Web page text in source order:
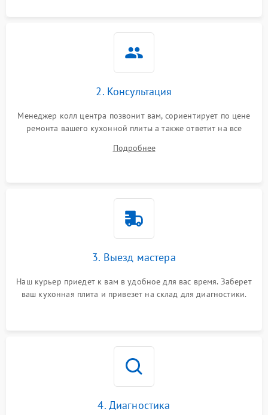
2. Консультация
Менеджер колл центра позвонит вам, сориентирует по цене
ремонта вашего кухонной плиты а также ответит на все
Подробнее
3. Выезд мастера
Наш курьер приедет к вам в удобное для вас время. Заберет
ваш кухонная плита и привезет на склад для диагностики.
4. Диагностика